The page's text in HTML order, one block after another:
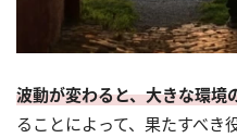
波動が変わると、大きな環境
ることによって、果たすべき